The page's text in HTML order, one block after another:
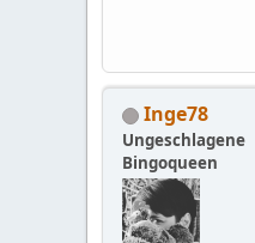
Inge78
Ungeschlagene
Bingoqueen